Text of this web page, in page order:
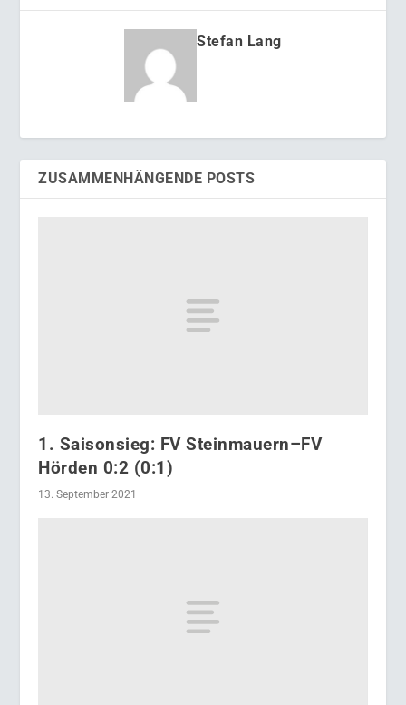
Stefan Lang
ZUSAMMENHÄNGENDE POSTS
1. Saisonsieg: FV Steinmauern–FV
Hörden 0:2 (0:1)
13. September 2021